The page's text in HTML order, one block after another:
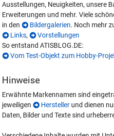
Ausstellungen, Neuigkeiten, unsere
Erweiterungen und mehr. Viele
in den
Bildergalerien. Noch mehr
Links,
Vorstellungen
So entstand ATISBLOG.DE:
Vom Test-Objekt zum Hobby-
Hinweise
Erwähnte Markennamen sind
jeweiligen
Hersteller und dienen
Daten, Bilder und Texte sind